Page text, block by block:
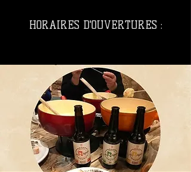
HORAIRES D'OUVERTURES :